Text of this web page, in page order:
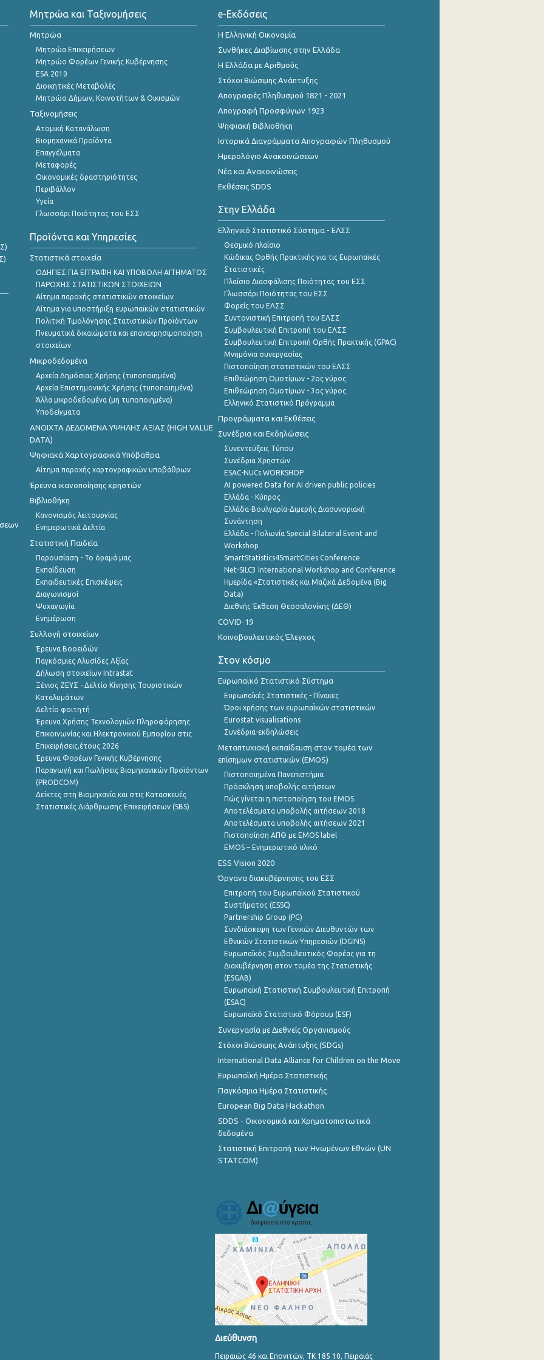
Μητρώα και Ταξινομήσεις
Μητρώα
Μητρώα Επιχειρήσεων
Μητρώο Φορέων Γενικής Κυβέρνησης
ESA 2010
Διοικητικές Μεταβολές
Μητρώο Δήμων, Κοινοτήτων & Οικισμών
Ταξινομήσεις
Ατομική Κατανάλωση
Βιομηχανικά Προϊόντα
Επαγγέλματα
Μεταφορές
Οικονομικές δραστηριότητες
Περιβάλλον
Υγεία
Γλωσσάρι Ποιότητας του ΕΣΣ
Προϊόντα και Υπηρεσίες
Στατιστικά στοιχεία
ΟΔΗΓΙΕΣ ΓΙΑ ΕΓΓΡΑΦΗ ΚΑΙ ΥΠΟΒΟΛΗ ΑΙΤΗΜΑΤΟΣ
ΠΑΡΟΧΗΣ ΣΤΑΤΙΣΤΙΚΩΝ ΣΤΟΙΧΕΙΩΝ
Αίτημα παροχής στατιστικών στοιχείων
Αίτημα για υποστήριξη ευρωπαϊκών στατιστικών
Πολιτική Τιμολόγησης Στατιστικών Προϊόντων
Πνευματικά δικαιώματα και επαναχρησιμοποίηση
στοιχείων
Μικροδεδομένα
Αρχεία Δημόσιας Χρήσης (τυποποιημένα)
Αρχεία Επιστημονικής Χρήσης (τυποποιημένα)
Άλλα μικροδεδομένα (μη τυποποιημένα)
Υποδείγματα
ANOIXTA ΔΕΔΟΜΕΝΑ ΥΨΗΛΗΣ ΑΞΙΑΣ (HIGH VALUE
DATA)
Ψηφιακά Χαρτογραφικά Υπόβαθρα
Αίτημα παροχής χαρτογραφικών υποβάθρων
Έρευνα ικανοποίησης χρηστών
Βιβλιοθήκη
Κανονισμός λειτουργίας
Ενημερωτικά Δελτία
Στατιστική Παιδεία
Παρουσίαση - Το όραμά μας
Εκπαίδευση
Εκπαιδευτικές Επισκέψεις
Διαγωνισμοί
Ψυχαγωγία
Ενημέρωση
Συλλογή στοιχείων
Έρευνα Βοοειδών
Παγκόσμιες Αλυσίδες Αξίας
Δήλωση στοιχείων Intrastat
Ξένιος ΖΕΥΣ - Δελτίο Κίνησης Τουριστικών
Καταλυμάτων
Δελτίο φοιτητή
Έρευνα Χρήσης Τεχνολογιών Πληροφόρησης
Επικοινωνίας και Ηλεκτρονικού Εμπορίου στις
Επιχειρήσεις,έτους 2026
Έρευνα Φορέων Γενικής Κυβέρνησης
Παραγωγή και Πωλήσεις Βιομηχανικών Προϊόντων
(PRODCOM)
Δείκτες στη Βιομηχανία και στις Κατασκευές
Στατιστικές Διάρθρωσης Επιχειρήσεων (SBS)
e-Εκδόσεις
Η Ελληνική Οικονομία
Συνθήκες Διαβίωσης στην Ελλάδα
Η Ελλάδα με Αριθμούς
Στόχοι Βιώσιμης Ανάπτυξης
Απογραφές Πληθυσμού 1821 - 2021
Απογραφή Προσφύγων 1923
Ψηφιακή Βιβλιοθήκη
Ιστορικά Διαγράμματα Απογραφών Πληθυσμού
Ημερολόγιο Ανακοινώσεων
Νέα και Ανακοινώσεις
Εκθέσεις SDDS
Στην Ελλάδα
Ελληνικό Στατιστικό Σύστημα - ΕΛΣΣ
Θεσμικό πλαίσιο
Κώδικας Ορθής Πρακτικής για τις Ευρωπαϊκές
Στατιστικές
Πλαίσιο Διασφάλισης Ποιότητας του ΕΣΣ
Γλωσσάρι Ποιότητας του ΕΣΣ
Φορείς του ΕΛΣΣ
Συντονιστική Επιτροπή του ΕΛΣΣ
Συμβουλευτική Επιτροπή του ΕΛΣΣ
Συμβουλευτική Επιτροπή Ορθής Πρακτικής (GPAC)
Μνημόνια συνεργασίας
Πιστοποίηση στατιστικών του ΕΛΣΣ
Επιθεώρηση Ομοτίμων - 2ος γύρος
Επιθεώρηση Ομοτίμων - 3ος γύρος
Ελληνικό Στατιστικό Πρόγραμμα
Προγράμματα και Εκθέσεις
Συνέδρια και Εκδηλώσεις
Συνεντεύξεις Τύπου
Συνέδρια Χρηστών
ESAC-NUCs WORKSHOP
AI powered Data for AI driven public policies
Ελλάδα - Κύπρος
Ελλάδα-Βουλγαρία-Διμερής Διασυνοριακή
Συνάντηση
Ελλάδα - Πολωνία Special Bilateral Event and
Workshop
SmartStatistics4SmartCities Conference
Net-SILC3 International Workshop and Conference
Ημερίδα «Στατιστικές και Μαζικά Δεδομένα (Big
Data)
Διεθνής Έκθεση Θεσσαλονίκης (ΔΕΘ)
COVID-19
Κοινοβουλευτικός Έλεγχος
Στον κόσμο
Ευρωπαϊκό Στατιστικό Σύστημα
Ευρωπαϊκές Στατιστικές - Πίνακες
Όροι χρήσης των ευρωπαΪκών στατιστικών
Eurostat visualisations
Συνέδρια-εκδηλώσεις
Μεταπτυχιακή εκπαίδευση στον τομέα των
επίσημων στατιστικών (EMOS)
Πιστοποιημένα Πανεπιστήμια
Πρόσκληση υποβολής αιτήσεων
Πώς γίνεται η πιστοποίηση του EMOS
Αποτελέσματα υποβολής αιτήσεων 2018
Αποτελέσματα υποβολής αιτήσεων 2021
Πιστοποίηση ΑΠΘ με EMOS label
EMOS – Ενημερωτικό υλικό
ESS Vision 2020
Όργανα διακυβέρνησης του ΕΣΣ
Επιτροπή του Ευρωπαϊκού Στατιστικού
Συστήματος (ESSC)
Partnership Group (PG)
Συνδιάσκεψη των Γενικών Διευθυντών των
Εθνικών Στατιστικών Υπηρεσιών (DGINS)
Ευρωπαϊκός Συμβουλευτικός Φορέας για τη
Διακυβέρνηση στον τομέα της Στατιστικής
(ESGAB)
Ευρωπαϊκή Στατιστική Συμβουλευτική Επιτροπή
(ESAC)
Ευρωπαϊκό Στατιστικό Φόρουμ (ESF)
Συνεργασία με Διεθνείς Οργανισμούς
Στόχοι Βιώσιμης Ανάπτυξης (SDGs)
International Data Alliance for Children on the Move
Ευρωπαϊκή Ημέρα Στατιστικής
Παγκόσμια Ημέρα Στατιστικής
European Big Data Hackathon
SDDS - Οικονομικά και Χρηματοπιστωτικά
δεδομένα
Στατιστική Επιτροπή των Ηνωμένων Εθνών (UN
STATCOM)
Διεύθυνση
Πειραιώς 46 και Επονιτών, ΤΚ 185 10, Πειραιάς